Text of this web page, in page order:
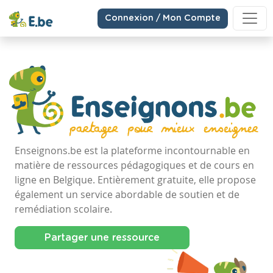
Connexion / Mon Compte
Enseignons.be est la plateforme incontournable en
matière de ressources pédagogiques et de cours en
ligne en Belgique. Entièrement gratuite, elle propose
également un service abordable de soutien et de
remédiation scolaire.
Partager une ressource